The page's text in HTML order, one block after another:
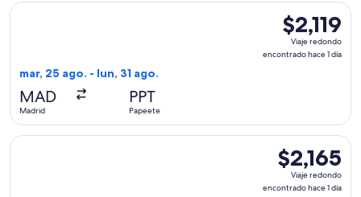
$2,119
Viaje
redondo,
$2,119
Viaje redondo
encontrado hace 1 día
mar, 25 ago. - lun, 31 ago.
MAD
Madrid
PPT
Papeete
Seleccionar vuelo de Air Europa, con salida el mar, 25 ago.
$2,165
Viaje
redondo,
$2,165
Viaje redondo
encontrado hace 1 día
Seleccionar vuelo de Air Europa, con salida el mar, 25 ago.